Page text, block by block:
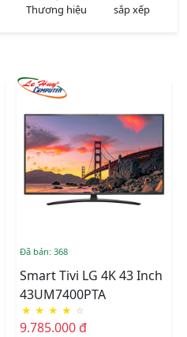
Thương hiệu
sắp xếp
Đã bán: 368
Smart Tivi LG 4K 43 Inch
43UM7400PTA
★ ★ ★ ★ ☆
9.785.000 đ